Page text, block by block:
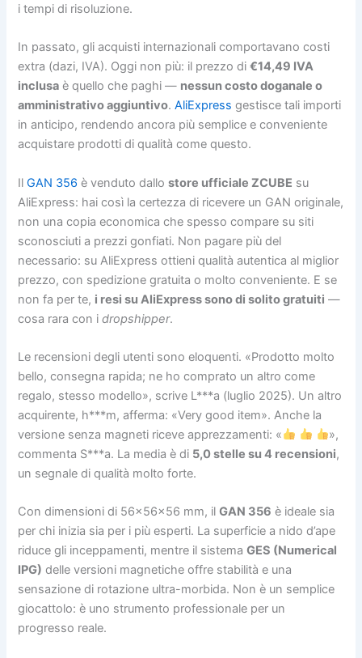
i tempi di risoluzione.
In passato, gli acquisti internazionali comportavano costi
extra (dazi, IVA). Oggi non più: il prezzo di€14,49 IVA
inclusa è quello che paghi — nessun costo doganale o
amministrativo aggiuntivo.AliExpress gestisce tali importi
in anticipo, rendendo ancora più semplice e conveniente
acquistare prodotti di qualità come questo.
IlGAN 356 è venduto dallostore ufficiale ZCUBE su
AliExpress: hai così la certezza di ricevere un GAN originale,
non una copia economica che spesso compare su siti
sconosciuti a prezzi gonfiati. Non pagare più del
necessario: su AliExpress ottieni qualità autentica al miglior
prezzo, con spedizione gratuita o molto conveniente. E se
non fa per te, i resi su AliExpress sono di solito gratuiti —
cosa rara con idropshipper.
Le recensioni degli utenti sono eloquenti. «Prodotto molto
bello, consegna rapida; ne ho comprato un altro come
regalo, stesso modello», scrive L***a (luglio 2025). Un altro
acquirente, h***m, afferma: «Very good item». Anche la
versione senza magneti riceve apprezzamenti: «
»,
commenta S***a. La media è di 5,0 stelle su 4 recensioni,
un segnale di qualità molto forte.
Con dimensioni di 56×56×56 mm, ilGAN 356 è ideale sia
per chi inizia sia per i più esperti. La superficie a nido d’ape
riduce gli inceppamenti, mentre il sistemaGES (Numerical
IPG) delle versioni magnetiche offre stabilità e una
sensazione di rotazione ultra-morbida. Non è un semplice
giocattolo: è uno strumento professionale per un
progresso reale.